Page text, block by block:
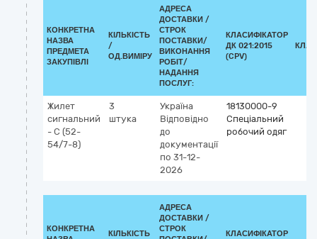
КОНКРЕТНА
НАЗВА
ПРЕДМЕТА
ЗАКУПІВЛІ
КІЛЬКІСТЬ
/
ОД.ВИМІРУ
АДРЕСА
ДОСТАВКИ /
СТРОК
ПОСТАВКИ/
ВИКОНАННЯ
РОБІТ/
НАДАННЯ
ПОСЛУГ:
КЛАСИФІКАТОР
ДК 021:2015
(CPV)
Жилет
сигнальний
- С (52-
54/7-8)
3
штука
Україна
Відповідно
до
документації
по 31-12-
2026
18130000-9
Спеціальний
робочий одяг
КОНКРЕТНА
КІЛЬКІСТЬ
АДРЕСА
ДОСТАВКИ /
СТРОК
КЛАСИФІКАТОР